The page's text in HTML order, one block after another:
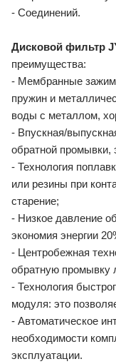
- Соединений.
Дисковой фильтр
преимущества:
- Мембранные
пружин и
воды с металлом,
- Впускная/
обратной промывки,
- Технология
или резины при
старение;
- Низкое давление
экономия энергии
- Центробежная
обратную промывку
- Технология
модуля: это
- Автоматическое
необходимости
эксплуатации.